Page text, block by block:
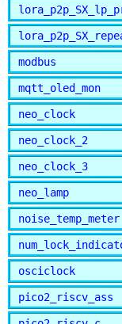
modbus
mqtt_oled_mon
neo_clock
neo_clock_2
neo_clock_3
neo_lamp
noise_temp_meter
osciclock
pico2_riscv_ass